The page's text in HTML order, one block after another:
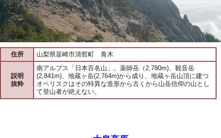
住所 山梨県韮崎市清哲町 青木
説明
抜粋
南アルプス「日本百名山」。薬師岳（2,780m)、観音岳
(2,841m)、地蔵ヶ岳(2,764m)から成り、地蔵ヶ岳山頂に建つ
オベリスクはその特異な造形から古くから山岳信仰の山とし
て登山者が絶えない。